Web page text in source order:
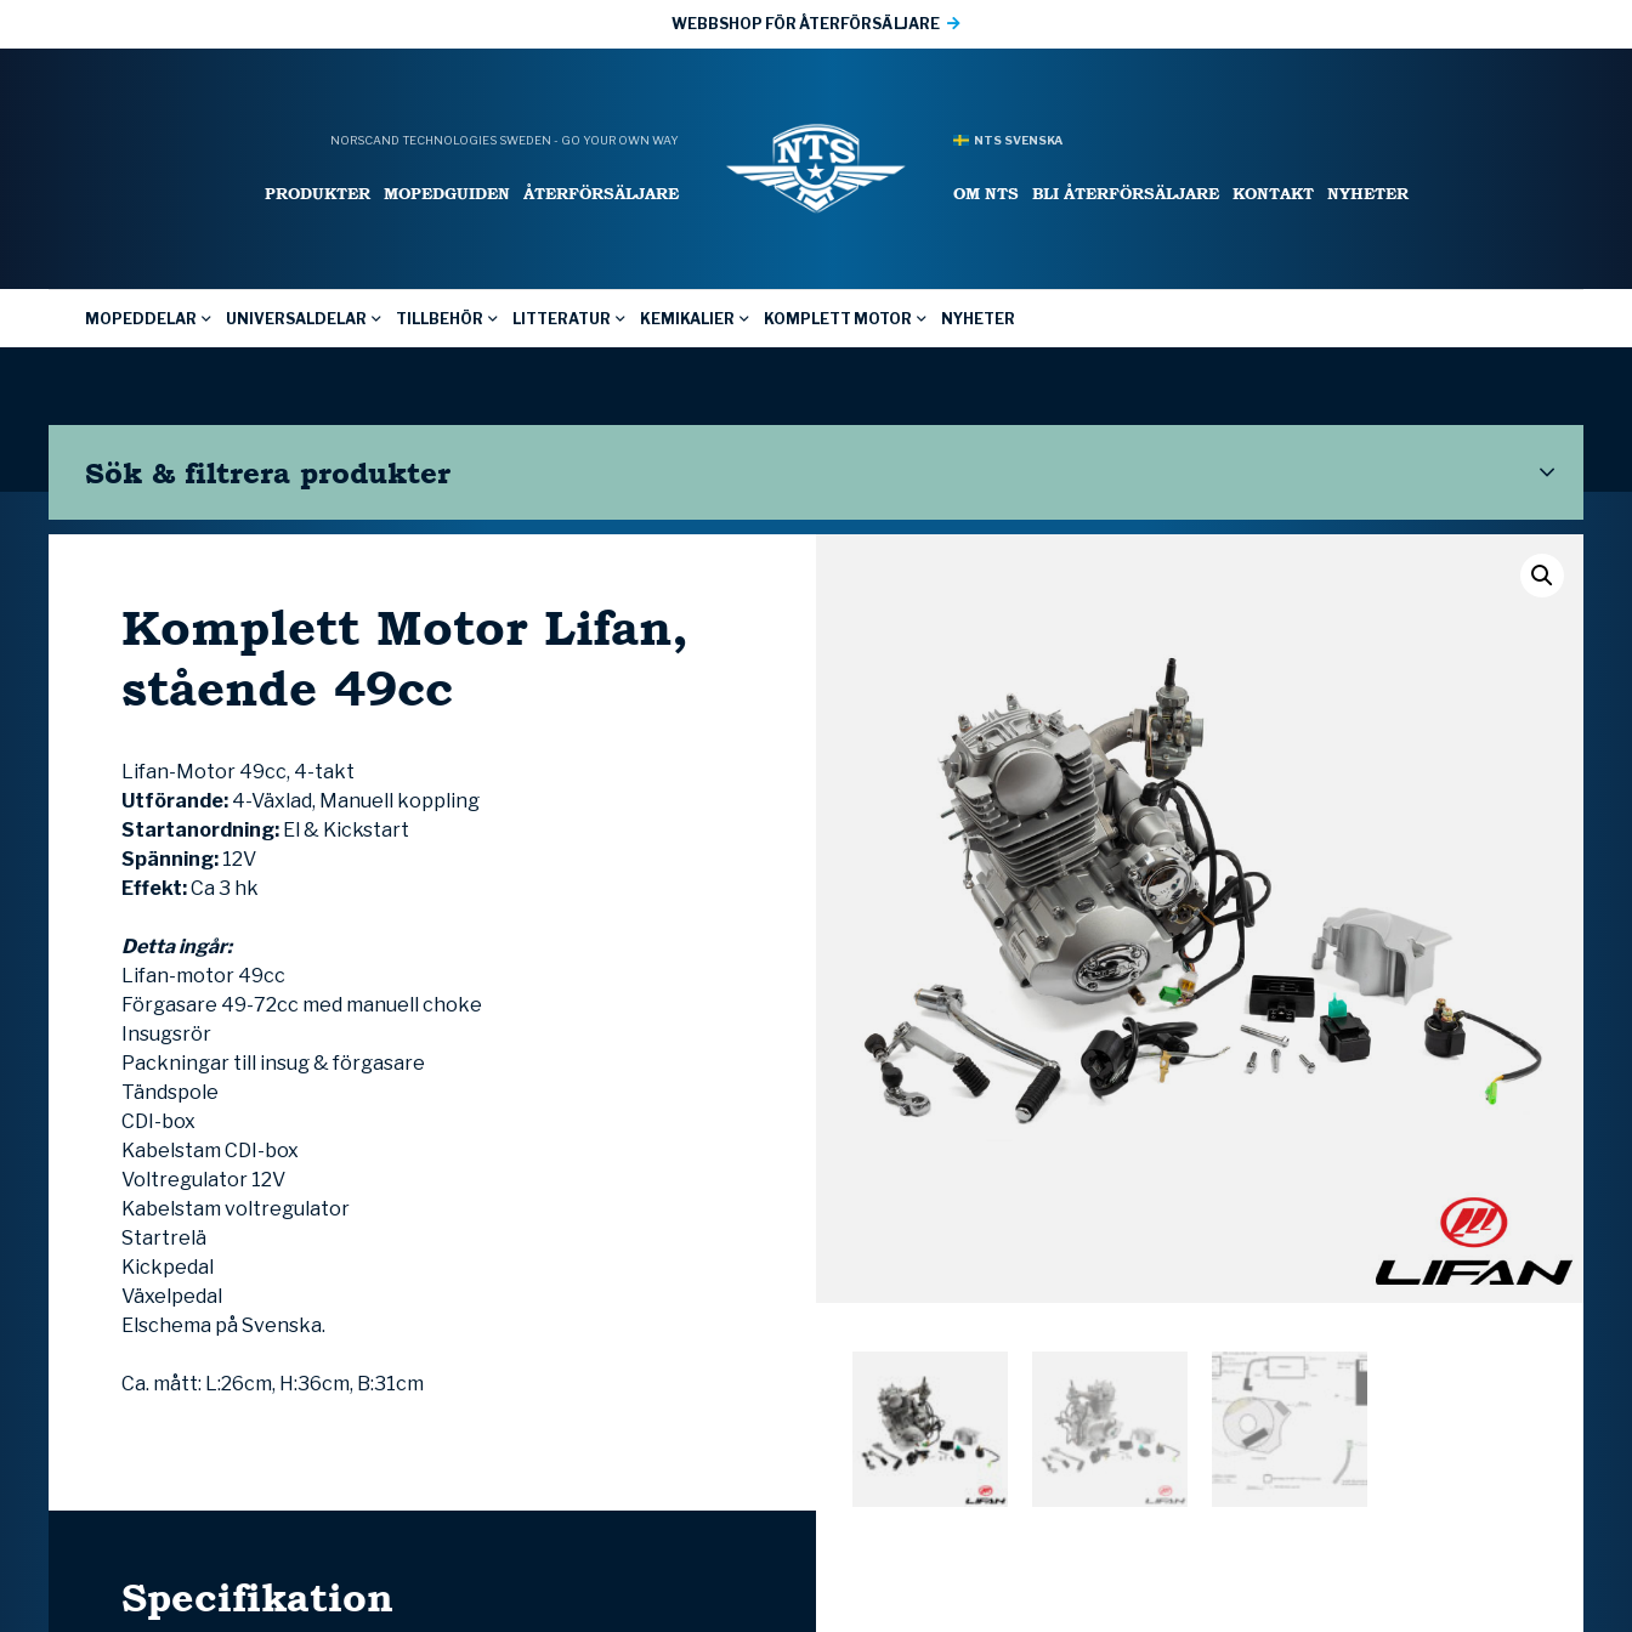
WEBBSHOP FÖR ÅTERFÖRSÄLJARE
NORSCAND TECHNOLOGIES SWEDEN - GO YOUR OWN WAY
PRODUKTER MOPEDGUIDEN ÅTERFÖRSÄLJARE
NTS SVENSKA
OM NTS BLI ÅTERFÖRSÄLJARE KONTAKT NYHETER
MOPEDDELAR UNIVERSALDELAR TILLBEHÖR LITTERATUR KEMIKALIER KOMPLETT MOTOR NYHETER
Sök & filtrera produkter
Komplett Motor Lifan,
stående 49cc
Lifan-Motor 49cc, 4-takt
Utförande: 4-Växlad, Manuell koppling
Startanordning: El & Kickstart
Spänning: 12V
Effekt:Ca 3 hk
Detta ingår:
Lifan-motor 49cc
Förgasare 49-72cc med manuell choke
Insugsrör
Packningar till insug & förgasare
Tändspole
CDI-box
Kabelstam CDI-box
Voltregulator 12V
Kabelstam voltregulator
Startrelä
Kickpedal
Växelpedal
Elschema på Svenska.
Ca. mått: L:26cm, H:36cm, B:31cm
Specifikation